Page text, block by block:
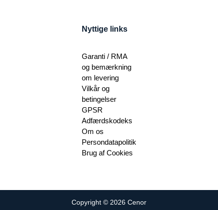
Nyttige links
Garanti / RMA
og bemærkning
om levering
Vilkår og
betingelser
GPSR
Adfærdskodeks
Om os
Persondatapolitik
Brug af Cookies
Copyright © 2026 Cenor